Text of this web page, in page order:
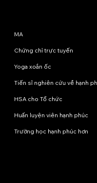
MA
Chứng chỉ trực tuyến
Yoga xoắn ốc
Tiến sĩ nghiên cứu về hạnh
HSA cho Tổ chức
Huấn luyện viên hạnh phúc
Trường học hạnh phúc hơn